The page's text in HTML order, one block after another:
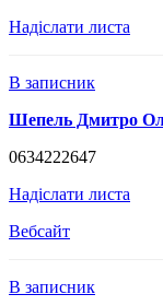
Надіслати листа
В записник
Шепель Дмитро
0634222647
Надіслати листа
Вебсайт
В записник